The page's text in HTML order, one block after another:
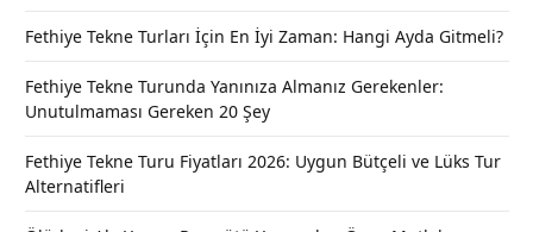
Fethiye Tekne Turları İçin En İyi Zaman: Hangi Ayda Gitmeli?
Fethiye Tekne Turunda Yanınıza Almanız Gerekenler:
Unutulmaması Gereken 20 Şey
Fethiye Tekne Turu Fiyatları 2026: Uygun Bütçeli ve Lüks Tur
Alternatifleri